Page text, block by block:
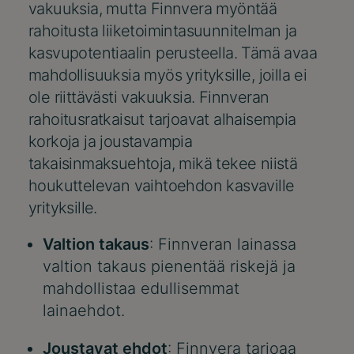
vakuuksia, mutta Finnvera myöntää
rahoitusta liiketoimintasuunnitelman ja
kasvupotentiaalin perusteella. Tämä avaa
mahdollisuuksia myös yrityksille, joilla ei
ole riittävästi vakuuksia. Finnveran
rahoitusratkaisut tarjoavat alhaisempia
korkoja ja joustavampia
takaisinmaksuehtoja, mikä tekee niistä
houkuttelevan vaihtoehdon kasvaville
yrityksille.
Valtion takaus: Finnveran lainassa
valtion takaus pienentää riskejä ja
mahdollistaa edullisemmat
lainaehdot.
Joustavat ehdot: Finnvera tarjoaa